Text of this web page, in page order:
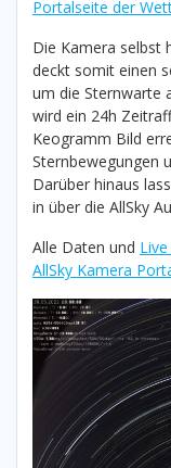
Portalseite der
Die Kamera selbst
deckt somit einen
um die Sternwarte
wird ein 24h
Keogramm Bild
Sternbewegungen
Darüber hinaus
in über die AllSky
Alle Daten und
AllSky Kamera